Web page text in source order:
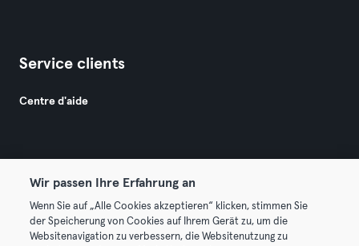
Service clients
Centre d'aide
© 2026 Urban Sports Group GmbH. All rights reserved.
Conditions générales Politique de confidentialité
Wir passen Ihre Erfahrung an
Wenn Sie auf „Alle Cookies akzeptieren“ klicken, stimmen Sie
der Speicherung von Cookies auf Ihrem Gerät zu, um die
Websitenavigation zu verbessern, die Websitenutzung zu